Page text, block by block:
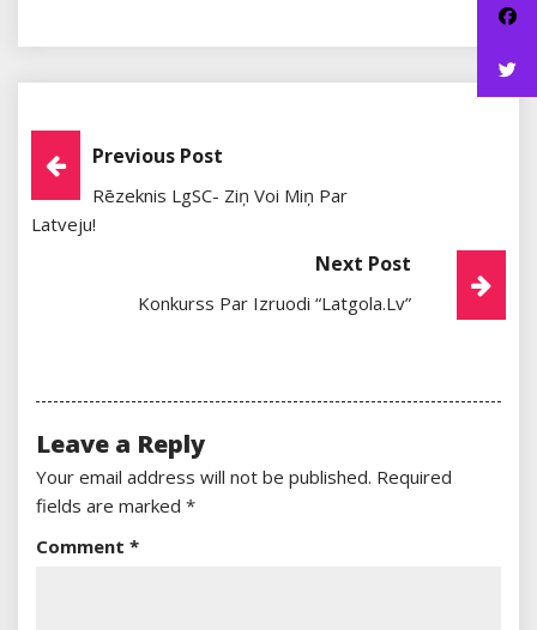
Post
Navigation
Previous Post
Rēzeknis LgSC- Ziņ Voi Miņ Par
Latveju!
Next Post
Konkurss Par Izruodi “Latgola.lv”
Leave a Reply
Your email address will not be published. Required
fields are marked *
Comment *